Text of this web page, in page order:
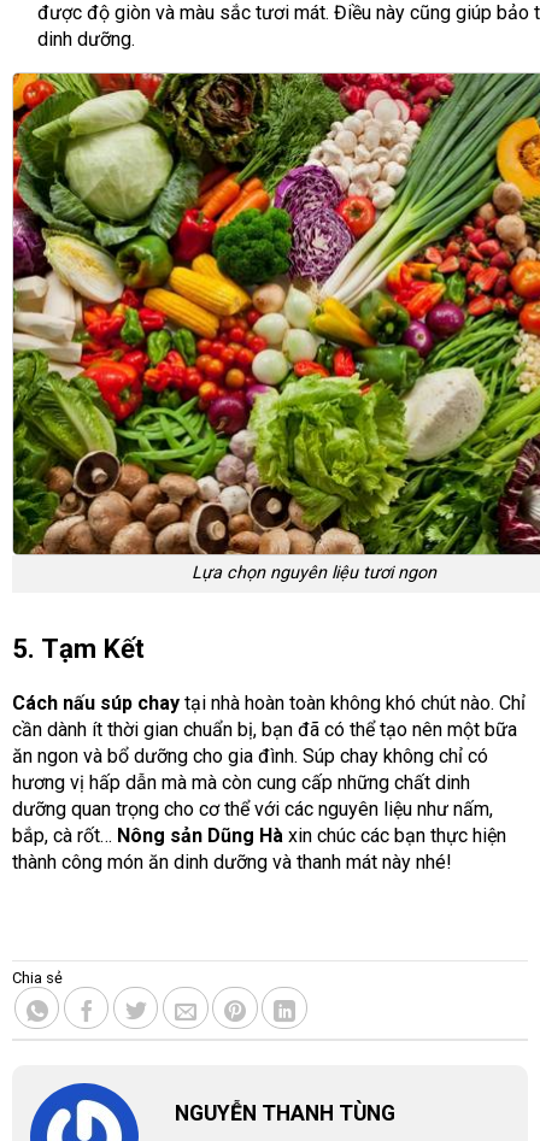
được độ giòn và màu sắc tươi mát. Điều này cũng giúp bảo
dinh dưỡng.
Lựa chọn nguyên liệu tươi ngon
5. Tạm Kết
Cách nấu súp chay tại nhà hoàn toàn không khó chút nào. Chỉ
cần dành ít thời gian chuẩn bị, bạn đã có thể tạo nên một bữa
ăn ngon và bổ dưỡng cho gia đình. Súp chay không chỉ có
hương vị hấp dẫn mà mà còn cung cấp những chất dinh
dưỡng quan trọng cho cơ thể với các nguyên liệu như nấm,
bắp, cà rốt… Nông sản Dũng Hà xin chúc các bạn thực hiện
thành công món ăn dinh dưỡng và thanh mát này nhé!
Chia sẻ
NGUYỄN THANH TÙNG